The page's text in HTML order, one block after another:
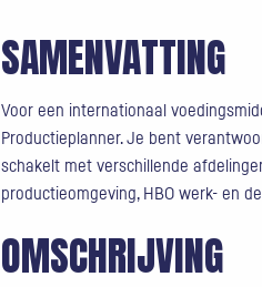
SAMENVATTING
Voor een internationaal
Productieplanner. Je bent
schakelt met verschillende
productieomgeving, HBO werk- en
OMSCHRIJVING